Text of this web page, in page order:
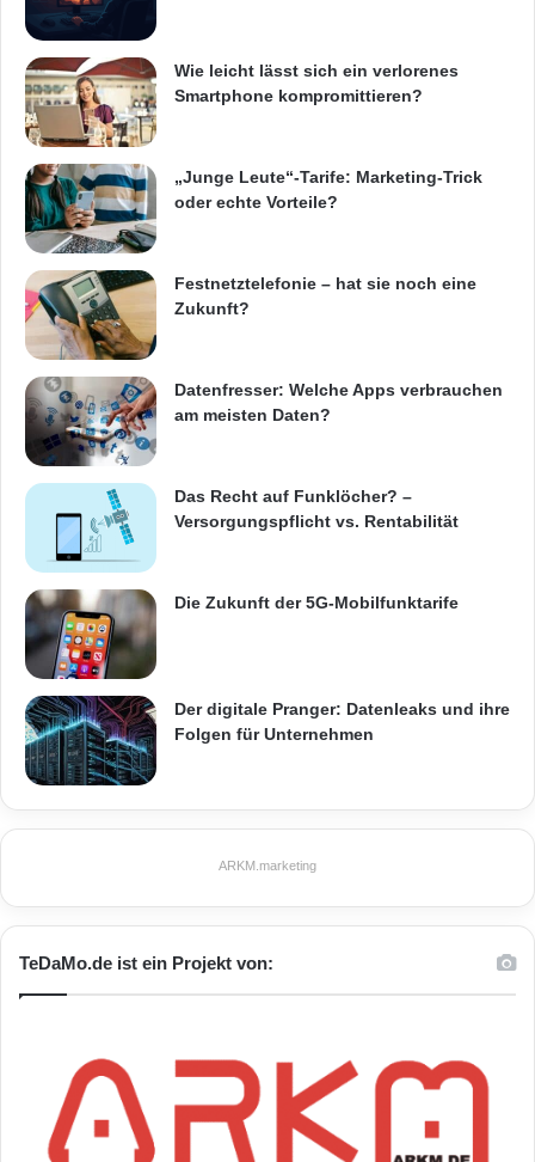
Wie leicht lässt sich ein verlorenes
Smartphone kompromittieren?
„Junge Leute“-Tarife: Marketing-Trick
oder echte Vorteile?
Festnetztelefonie – hat sie noch eine
Zukunft?
Datenfresser: Welche Apps verbrauchen
am meisten Daten?
Das Recht auf Funklöcher? –
Versorgungspflicht vs. Rentabilität
Die Zukunft der 5G-Mobilfunktarife
Der digitale Pranger: Datenleaks und ihre
Folgen für Unternehmen
ARKM.marketing
TeDaMo.de ist ein Projekt von: